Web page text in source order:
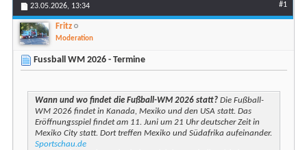
23.05.2026, 13:34 #1
Fritz
Moderation
Fussball WM 2026 - Termine
Wann und wo findet die Fußball-WM 2026 statt? Die Fußball-
WM 2026 findet in Kanada, Mexiko und den USA statt. Das
Eröffnungsspiel findet am 11. Juni um 21 Uhr deutscher Zeit in
Mexiko City statt. Dort treffen Mexiko und Südafrika aufeinander.
Sportschau.de